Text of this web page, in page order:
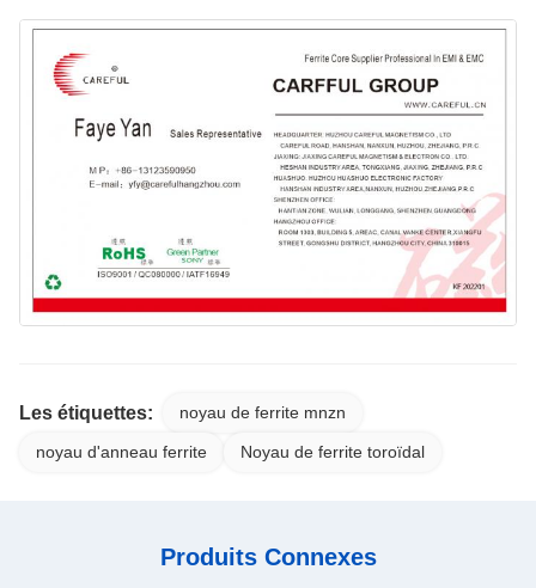
Les étiquettes: noyau de ferrite mnzn
noyau d'anneau ferrite Noyau de ferrite toroïdal
Produits Connexes